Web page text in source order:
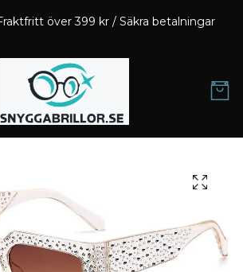
över 399 kr / Säkra betalningar